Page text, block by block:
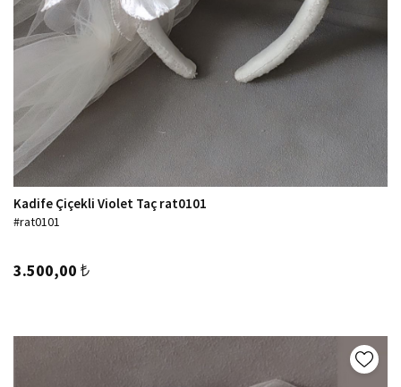
Kadife Çiçekli Violet Taç rat0101
#rat0101
3.500,00